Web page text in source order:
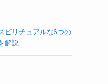
ピリチュアルな6つの
解説